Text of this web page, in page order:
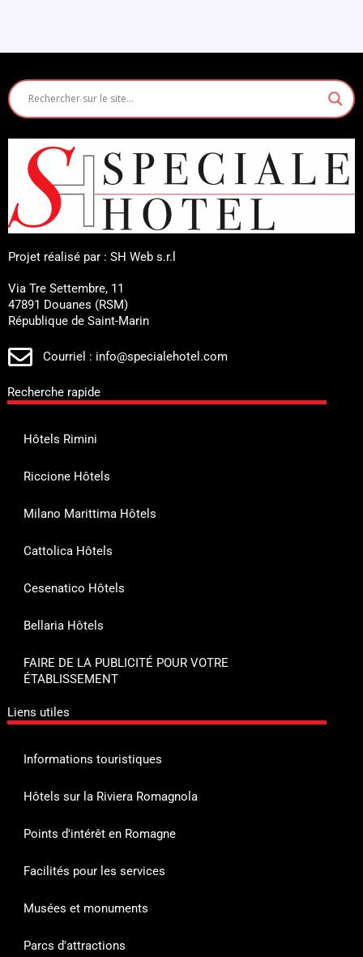
Projet réalisé par : SH Web s.r.l
Via Tre Settembre, 11
47891 Douanes (RSM)
République de Saint-Marin
Courriel : info@specialehotel.com
Recherche rapide
Hôtels Rimini
Riccione Hôtels
Milano Marittima Hôtels
Cattolica Hôtels
Cesenatico Hôtels
Bellaria Hôtels
FAIRE DE LA PUBLICITÉ POUR VOTRE
ÉTABLISSEMENT
Liens utiles
Informations touristiques
Hôtels sur la Riviera Romagnola
Points d'intérêt en Romagne
Facilités pour les services
Musées et monuments
Parcs d'attractions